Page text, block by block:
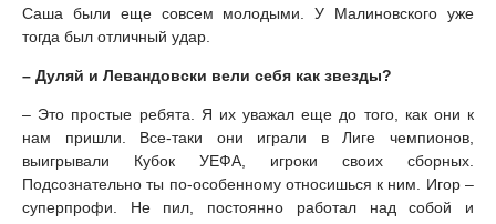
Саша были еще совсем молодыми. У Малиновского уже
тогда был отличный удар.
– Дуляй и Левандовски вели себя как звезды?
– Это простые ребята. Я их уважал еще до того, как они к
нам пришли. Все-таки они играли в Лиге чемпионов,
выигрывали Кубок УЕФА, игроки своих сборных.
Подсознательно ты по-особенному относишься к ним. Игор –
суперпрофи. Не пил, постоянно работал над собой и